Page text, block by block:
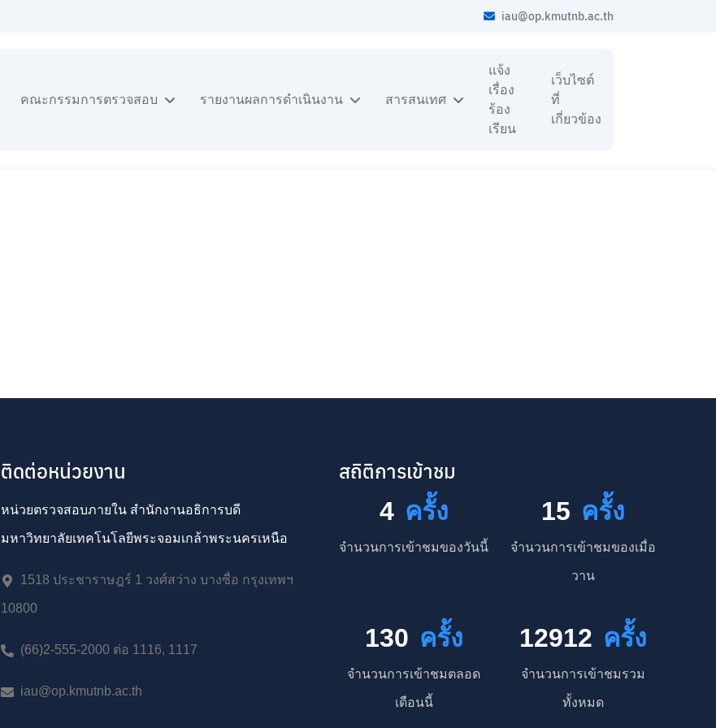
iau@op.kmutnb.ac.th
คณะกรรมการตรวจสอบ รายงานผลการดำเนินงาน สารสนเทศ
แจ้ง
เรื่อง
ร้อง
เรียน
เว็บไซต์
ที่
เกี่ยวข้อง
ติดต่อหน่วยงาน
หน่วยตรวจสอบภายใน สำนักงานอธิการบดี
มหาวิทยาลัยเทคโนโลยีพระจอมเกล้าพระนครเหนือ
1518 ประชาราษฎร์ 1 วงศ์สว่าง บางซื่อ กรุงเทพฯ
10800
(66)2-555-2000 ต่อ 1116, 1117
iau@op.kmutnb.ac.th
สถิติการเข้าชม
4 ครั้ง
จำนวนการเข้าชมของวันนี้
15 ครั้ง
จำนวนการเข้าชมของเมื่อ
วาน
130 ครั้ง
จำนวนการเข้าชมตลอด
เดือนนี้
12912 ครั้ง
จำนวนการเข้าชมรวม
ทั้งหมด